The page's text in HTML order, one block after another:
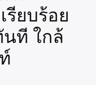
ยบร้อย
ที ใกล้